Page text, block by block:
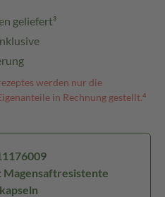
geliefert³
werden nur die
in Rechnung gestellt.⁴